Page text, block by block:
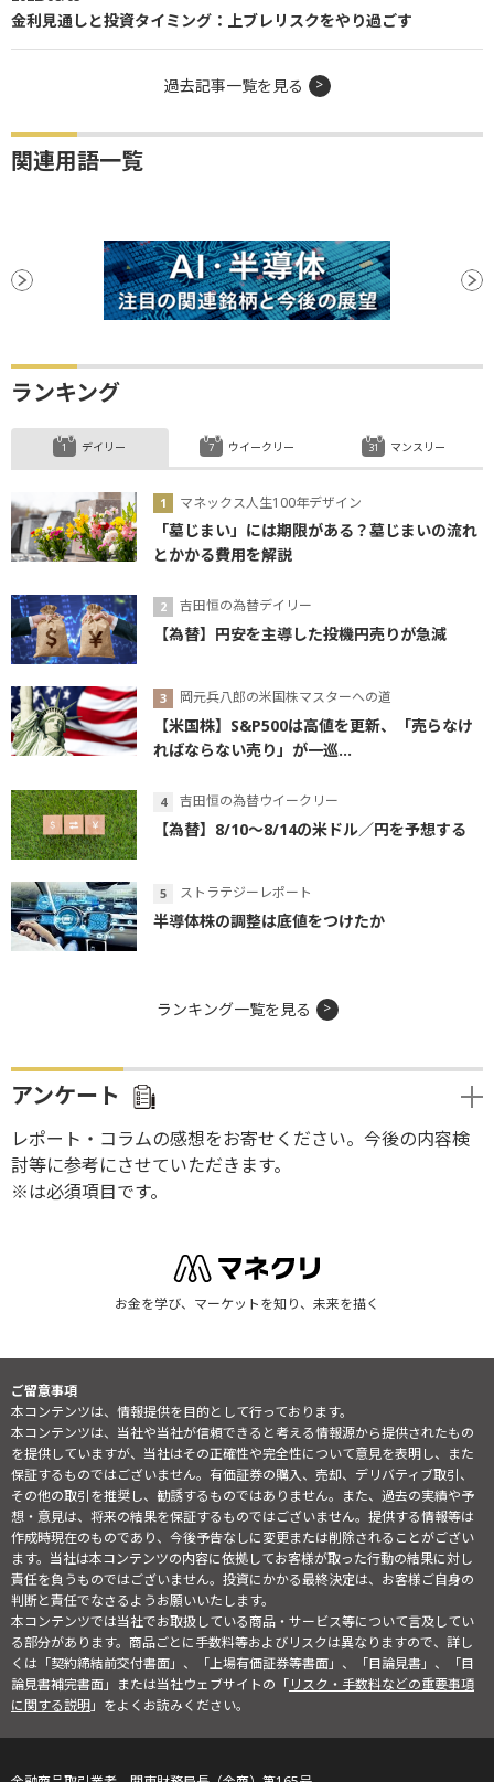
金利見通しと投資タイミング：上ブレリスクをやり過ごす
過去記事一覧を見る
関連用語一覧
ランキング
デイリー
マネックス人生100年デザイン
「墓じまい」には期限がある？墓じまいの流れ
とかかる費用を解説
吉田恒の為替デイリー
【為替】円安を主導した投機円売りが急減
岡元兵八郎の米国株マスターへの道
【米国株】S&P500は高値を更新、「売らなけ
ればならない売り」が一巡...
吉田恒の為替ウイークリー
【為替】8/10～8/14の米ドル／円を予想する
ストラテジーレポート
半導体株の調整は底値をつけたか
ウイークリー マンスリー
ランキング一覧を見る
アンケート
レポート・コラムの感想をお寄せください。今後の内容検
討等に参考にさせていただきます。
※は必須項目です。
お金を学び、マーケットを知り、未来を描く
ご留意事項
本コンテンツは、情報提供を目的として行っております。
本コンテンツは、当社や当社が信頼できると考える情報源から提供されたもの
を提供していますが、当社はその正確性や完全性について意見を表明し、また
保証するものではございません。有価証券の購入、売却、デリバティブ取引、
その他の取引を推奨し、勧誘するものではありません。また、過去の実績や予
想・意見は、将来の結果を保証するものではございません。提供する情報等は
作成時現在のものであり、今後予告なしに変更または削除されることがござい
ます。当社は本コンテンツの内容に依拠してお客様が取った行動の結果に対し
責任を負うものではございません。投資にかかる最終決定は、お客様ご自身の
判断と責任でなさるようお願いいたします。
本コンテンツでは当社でお取扱している商品・サービス等について言及してい
る部分があります。商品ごとに手数料等およびリスクは異なりますので、詳し
くは「契約締結前交付書面」、「上場有価証券等書面」、「目論見書」、「目
論見書補完書面」または当社ウェブサイトの「リスク・手数料などの重要事項
に関する説明」をよくお読みください。